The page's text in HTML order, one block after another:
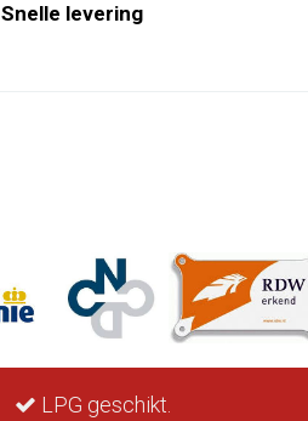
Snelle levering
LPG geschikt.